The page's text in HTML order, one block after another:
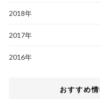
2018年
2017年
2016年
おすすめ